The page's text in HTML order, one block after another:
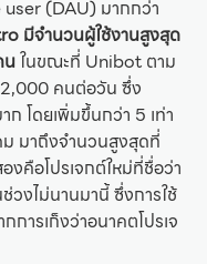
(DAU) มากกว่า
มีจำนวนผู้ใช้งานสูงสุด
นในขณะที่ Unibot ตาม
คนต่อวัน ซึ่ง
โดยเพิ่มขึ้นกว่า 5 เท่า
มาถึงจำนวนสูงสุดที่
คือโปรเจกต์ใหม่ที่ชื่อว่า
วงไม่นานมานี้ ซึ่งการใช้
การเก็งว่าอนาคตโปรเจ